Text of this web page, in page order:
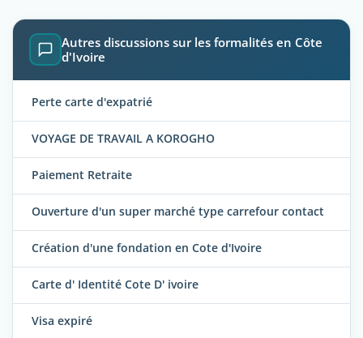
Autres discussions sur les formalités en Côte
d'Ivoire
Perte carte d'expatrié
VOYAGE DE TRAVAIL A KOROGHO
Paiement Retraite
Ouverture d'un super marché type carrefour contact
Création d'une fondation en Cote d'Ivoire
Carte d' Identité Cote D' ivoire
Visa expiré